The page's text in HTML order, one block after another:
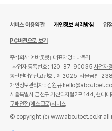
서비스 이용약관 개인정보 처리방침 입
PC버전으로 보기
주식회사 어바웃펫
대표자명 : 나옥귀
사업자 등록번호 : 120-87-90035사업자
통신판매업신고번호 : 제 2025-서울금천-
개인정보관리자 : 김원규
서울특별시 금천구 가산디지털2로 144, 현대
구매안전(에스크로)서비스
© copyright (c) www.aboutpet.co.kr all